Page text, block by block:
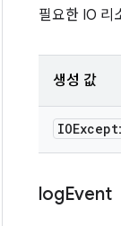
필요한 IO 리
생성 값
logEvent